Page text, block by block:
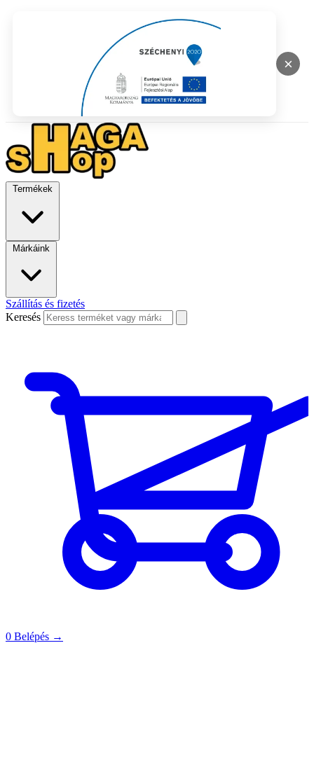
×
Termékek
Márkáink
Szállítás és fizetés
Keresés
0 Belépés →